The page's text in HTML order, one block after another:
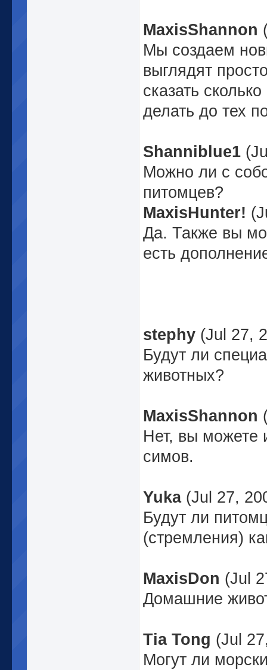
MaxisShannon
Мы создаем
выглядят
сказать
делать до тех
Shanniblue1
Можно ли с
питомцев?
MaxisHunter!
Да. Также вы
есть
stephy (Jul 27,
Будут ли
животных?
MaxisShannon
Нет, вы можете
симов.
Yuka (Jul 27,
Будут ли
(стремления)
MaxisDon (Jul
Домашние
Tia Tong (Jul
Могут ли